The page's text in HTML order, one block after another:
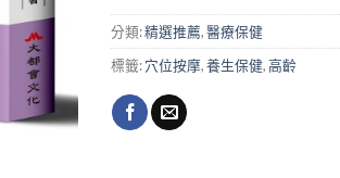
分類:精選推薦,醫療保健
標籤:穴位按摩,養生保健,高齡